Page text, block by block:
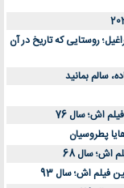
روستایی که تاریخ در آن
سالم بمانید
اش؛ سال 76
اش؛ سال 68